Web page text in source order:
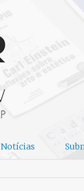
Notícias